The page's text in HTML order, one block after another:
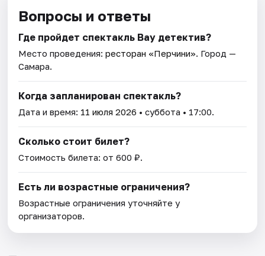
Вопросы и ответы
Где пройдет спектакль Вау детектив?
Место проведения:ресторан «Перчини». Город —
Самара.
Когда запланирован спектакль?
Дата и время: 11 июля 2026 • суббота • 17:00.
Сколько стоит билет?
Стоимость билета: от 600 ₽.
Есть ли возрастные ограничения?
Возрастные ограничения уточняйте у
организаторов.